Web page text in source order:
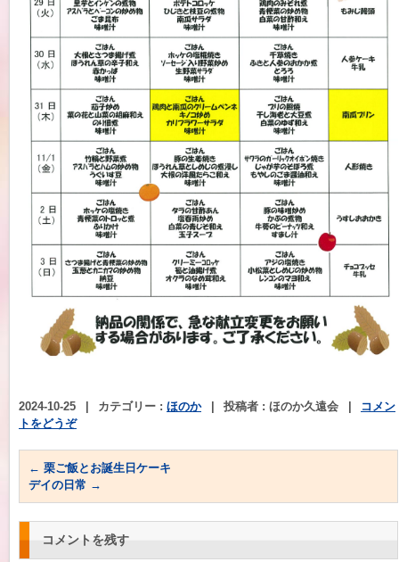
2024-10-25 カテゴリー : ほのか 投稿者 : ほのか久遠会
コメン
トをどうぞ
← 栗ご飯とお誕生日ケーキ
デイの日常 →
コメントを残す